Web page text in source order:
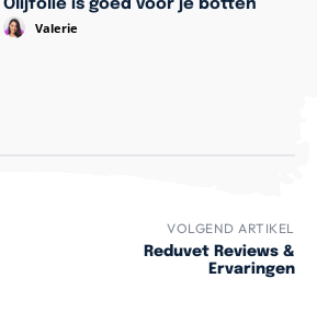
Olijfolie is goed voor je botten
Valerie
VOLGEND ARTIKEL
Reduvet Reviews &
Ervaringen